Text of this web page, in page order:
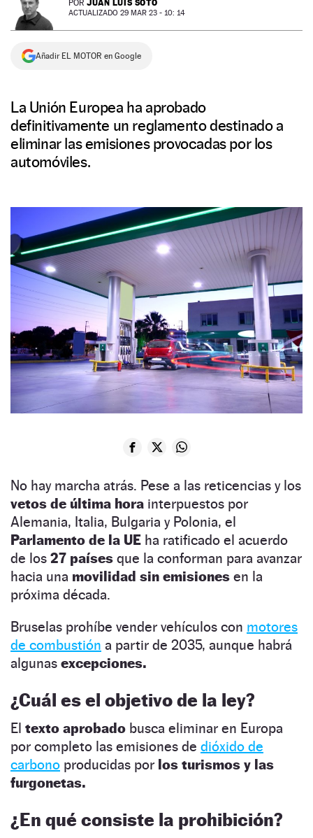
NEWSLETTER
SÍGUENOS
POR JUAN LUIS SOTO
ACTUALIZADO 29 MAR 23 - 10: 14
Añadir EL MOTOR en Google
La Unión Europea ha aprobado
definitivamente un reglamento destinado a
eliminar las emisiones provocadas por los
automóviles.
No hay marcha atrás. Pese a las reticencias y los
vetos de última hora interpuestos por
Alemania, Italia, Bulgaria y Polonia, el
Parlamento de la UE ha ratificado el acuerdo
de los 27 países que la conforman para avanzar
hacia una movilidad sin emisiones en la
próxima década.
Bruselas prohíbe vender vehículos con motores
de combustión a partir de 2035, aunque habrá
algunas excepciones.
¿Cuál es el objetivo de la ley?
El texto aprobado busca eliminar en Europa
por completo las emisiones de dióxido de
carbono producidas por los turismos y las
furgonetas.
¿En qué consiste la prohibición?